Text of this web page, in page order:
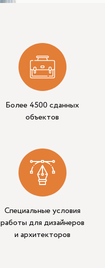
Более 4500 сданных
объектов
Специальные условия
работы для дизайнеров
и архитекторов